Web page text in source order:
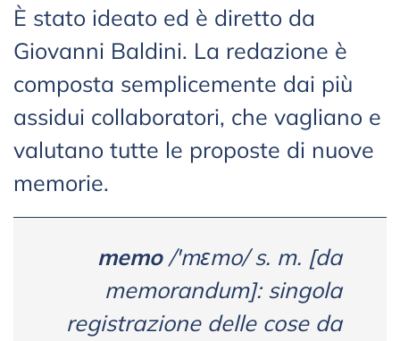
È stato ideato ed è diretto da
Giovanni Baldini. La redazione è
composta semplicemente dai più
assidui collaboratori, che vagliano e
valutano tutte le proposte di nuove
memorie.
memo/'mɛmo/ s. m. [da
memorandum]: singola
registrazione delle cose da